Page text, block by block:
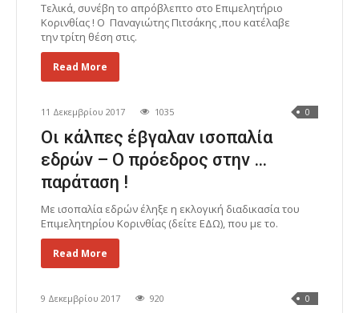
Τελικά, συνέβη το απρόβλεπτο στο Επιμελητήριο
Κορινθίας ! Ο Παναγιώτης Πιτσάκης ,που κατέλαβε
την τρίτη θέση στις.
Read More
11 Δεκεμβρίου 2017 1035 0
Οι κάλπες έβγαλαν ισοπαλία
εδρών – Ο πρόεδρος στην …
παράταση !
Με ισοπαλία εδρών έληξε η εκλογική διαδικασία του
Επιμελητηρίου Κορινθίας (δείτε ΕΔΩ), που με το.
Read More
9 Δεκεμβρίου 2017 920 0